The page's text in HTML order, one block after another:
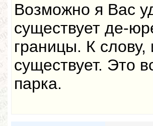
Возможно я Вас
существует де-
границы. К
существует. Это
парка.